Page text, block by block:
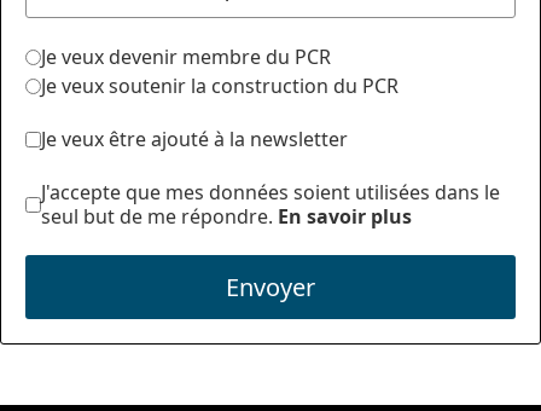
Je veux devenir membre du PCR
Je veux soutenir la construction du PCR
Je veux être ajouté à la newsletter
J'accepte que mes données soient utilisées dans le
seul but de me répondre. En savoir plus
Envoyer